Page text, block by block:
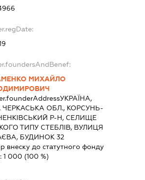
МИХАЙЛО
УКРАЇНА,
ЧЕРКАСЬКА ОБЛ., КОРСУНЬ-
Р-Н, СЕЛИЩЕ
ТИПУ СТЕБЛІВ, ВУЛИЦЯ
БУДИНОК 32
внеску до статутного фонду
1 000 (100 %)